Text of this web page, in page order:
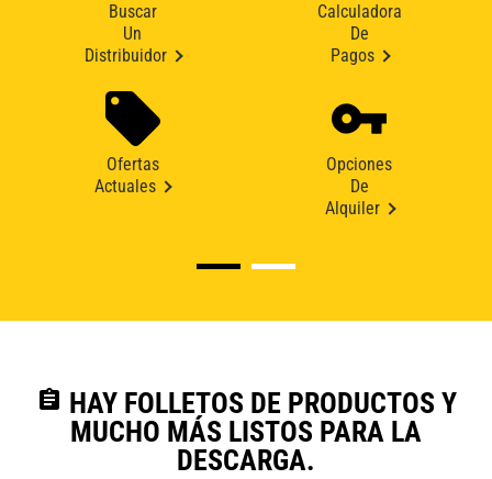
Buscar
Un
Distribuidor
Calculadora
De
Pagos
Ofertas
Actuales
Opciones
De
Alquiler
assignment HAY FOLLETOS DE PRODUCTOS Y
MUCHO MÁS LISTOS PARA LA
DESCARGA.